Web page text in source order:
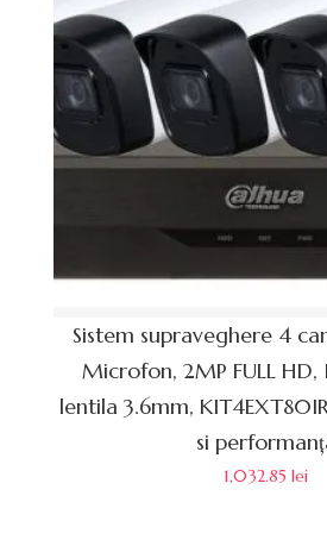
Sistem supraveghere 4
Microfon, 2MP FULL HD,
lentila 3.6mm,
si
1,032.85lei